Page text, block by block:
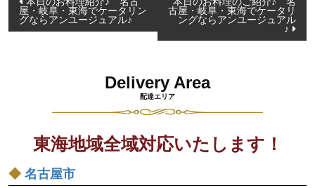
稿屋・岐阜・東海でケータリン
グならアンユージュアル♪
古屋・岐阜・東海でケータリ
ングならアンユージュアル
♪
Delivery Area
配達エリア
東海地域全域対応いたします！
◆ 名古屋市